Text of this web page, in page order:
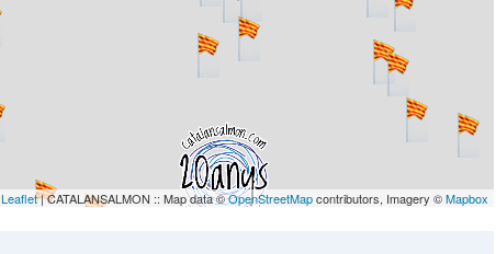
Leaflet| CATALANSALMON :: Map data ©OpenStreetMapcontributors, Imagery ©Mapbox